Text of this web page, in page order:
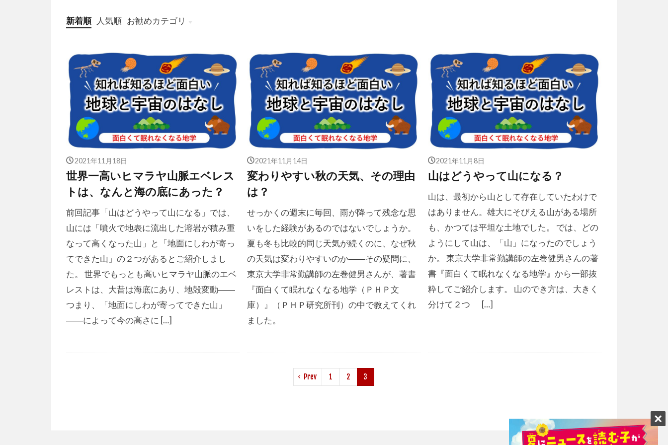
新着順 人気順 お勧めカテゴリ
投稿
学び
マンガ
電子書籍
2021年11月18日
世界一高いヒマラヤ山脈エベレス
トは、なんと海の底にあった？
前回記事「山はどうやって山になる」では、
山には「噴火で地表に流出した溶岩が積み重
なって高くなった山」と「地面にしわが寄っ
てできた山」の２つがあるとご紹介しまし
た。 世界でもっとも高いヒマラヤ山脈のエベ
レストは、大昔は海底にあり、地殻変動――
つまり、「地面にしわが寄ってできた山」
――によって今の高さに […]
2021年11月14日
変わりやすい秋の天気、その理由
は？
せっかくの週末に毎回、雨が降って残念な思
いをした経験があるのではないでしょうか。
夏も冬も比較的同じ天気が続くのに、なぜ秋
の天気は変わりやすいのか――その疑問に、
東京大学非常勤講師の左巻健男さんが、著書
『面白くて眠れなくなる地学（ＰＨＰ文
庫）』（ＰＨＰ研究所刊）の中で教えてくれ
ました。
2021年11月8日
山はどうやって山になる？
山は、最初から山として存在していたわけで
はありません。雄大にそびえる山がある場所
も、かつては平坦な土地でした。 では、どの
ようにして山は、「山」になったのでしょう
か。 東京大学非常勤講師の左巻健男さんの著
書『面白くて眠れなくなる地学』から一部抜
粋してご紹介します。 山のでき方は、大きく
分けて２つ […]
Prev 1 2 3